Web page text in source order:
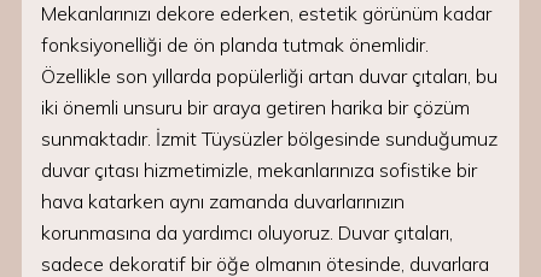
Mekanlarınızı dekore ederken, estetik görünüm kadar
fonksiyonelliği de ön planda tutmak önemlidir.
Özellikle son yıllarda popülerliği artan duvar çıtaları, bu
iki önemli unsuru bir araya getiren harika bir çözüm
sunmaktadır. İzmit Tüysüzler bölgesinde sunduğumuz
duvar çıtası hizmetimizle, mekanlarınıza sofistike bir
hava katarken aynı zamanda duvarlarınızın
korunmasına da yardımcı oluyoruz. Duvar çıtaları,
sadece dekoratif bir öğe olmanın ötesinde, duvarlara